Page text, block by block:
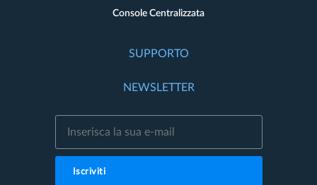
Console Centralizzata
SUPPORTO
NEWSLETTER
Iscriviti